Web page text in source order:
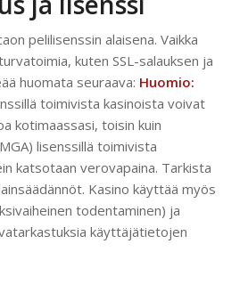
pelilisenssin alaisena. Vaikka
kuten SSL-salauksen ja
huomata seuraava: Huomio:
toimivista kasinoista voivat
kotimaassasi, toisin kuin
lisenssillä toimivista
katsotaan verovapaina. Tarkista
Kasino käyttää myös
todentaminen) ja
käyttäjätietojen